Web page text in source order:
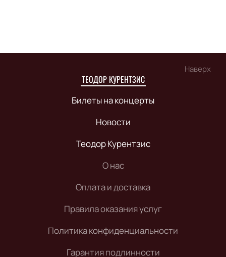
Наверх
ТЕОДОР КУРЕНТЗИС
Билеты на концерты
Новости
Теодор Курентзис
О нас
Оплата и доставка
Правила оказания услуг
Политика конфиденциальности
Гарантия подлинности